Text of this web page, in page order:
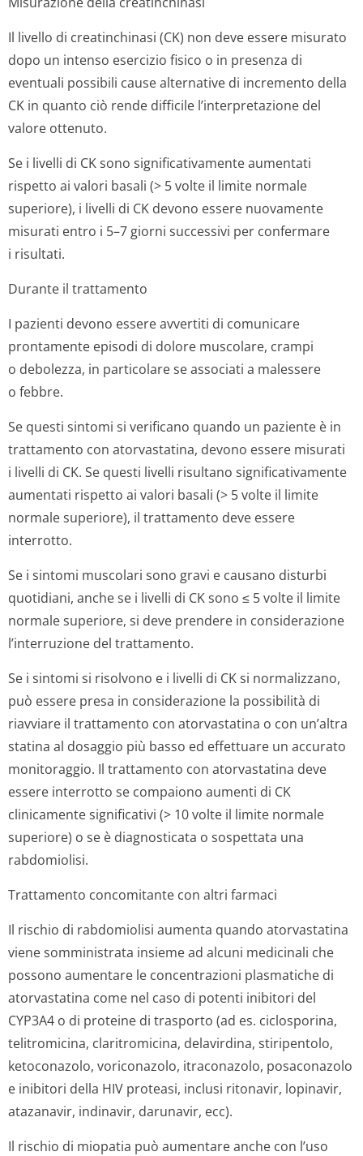
Il livello di creatinchinasi (CK) non deve essere misurato
dopo un intenso esercizio fisico o in presenza di
eventuali possibili cause alternative di incremento della
CK in quanto ciò rende difficile l’interpretazione del
valore ottenuto.
Se i livelli di CK sono significativamente aumentati
rispetto ai valori basali (> 5 volte il limite normale
superiore), i livelli di CK devono essere nuovamente
misurati entro i 5–7 giorni successivi per confermare
i risultati.
Durante il trattamento
I pazienti devono essere avvertiti di comunicare
prontamente episodi di dolore muscolare, crampi
o debolezza, in particolare se associati a malessere
o febbre.
Se questi sintomi si verificano quando un paziente è in
trattamento con atorvastatina, devono essere misurati
i livelli di CK. Se questi livelli risultano significativamente
aumentati rispetto ai valori basali (> 5 volte il limite
normale superiore), il trattamento deve essere
interrotto.
Se i sintomi muscolari sono gravi e causano disturbi
quotidiani, anche se i livelli di CK sono ≤ 5 volte il limite
normale superiore, si deve prendere in considerazione
l’interruzione del trattamento.
Se i sintomi si risolvono e i livelli di CK si normalizzano,
può essere presa in considerazione la possibilità di
riavviare il trattamento con atorvastatina o con un’altra
statina al dosaggio più basso ed effettuare un accurato
monitoraggio. Il trattamento con atorvastatina deve
essere interrotto se compaiono aumenti di CK
clinicamente significativi (> 10 volte il limite normale
superiore) o se è diagnosticata o sospettata una
rabdomiolisi.
Trattamento concomitante con altri farmaci
Il rischio di rabdomiolisi aumenta quando atorvastatina
viene somministrata insieme ad alcuni medicinali che
possono aumentare le concentrazioni plasmatiche di
atorvastatina come nel caso di potenti inibitori del
CYP3A4 o di proteine di trasporto (ad es. ciclosporina,
telitromicina, claritromicina, delavirdina, stiripentolo,
ketoconazolo, voriconazolo, itraconazolo, posaconazolo
e inibitori della HIV proteasi, inclusi ritonavir, lopinavir,
atazanavir, indinavir, darunavir, ecc).
Il rischio di miopatia può aumentare anche con l’uso